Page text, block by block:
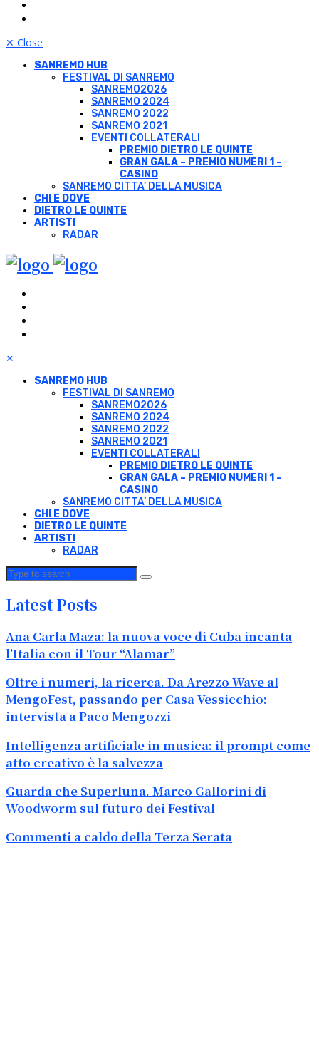
✕ Close
SANREMO HUB
FESTIVAL DI SANREMO
SANREMO2026
SANREMO 2024
SANREMO 2022
SANREMO 2021
EVENTI COLLATERALI
PREMIO DIETRO LE QUINTE
GRAN GALA – PREMIO NUMERI 1 –
CASINO
SANREMO CITTA’ DELLA MUSICA
CHI E DOVE
DIETRO LE QUINTE
ARTISTI
RADAR
✕
SANREMO HUB
FESTIVAL DI SANREMO
SANREMO2026
SANREMO 2024
SANREMO 2022
SANREMO 2021
EVENTI COLLATERALI
PREMIO DIETRO LE QUINTE
GRAN GALA – PREMIO NUMERI 1 –
CASINO
SANREMO CITTA’ DELLA MUSICA
CHI E DOVE
DIETRO LE QUINTE
ARTISTI
RADAR
Latest Posts
Ana Carla Maza: la nuova voce di Cuba incanta
l’Italia con il Tour “Alamar”
Oltre i numeri, la ricerca. Da Arezzo Wave al
MengoFest, passando per Casa Vessicchio:
intervista a Paco Mengozzi
Intelligenza artificiale in musica: il prompt come
atto creativo è la salvezza
Guarda che Superluna. Marco Gallorini di
Woodworm sul futuro dei Festival
Commenti a caldo della Terza Serata